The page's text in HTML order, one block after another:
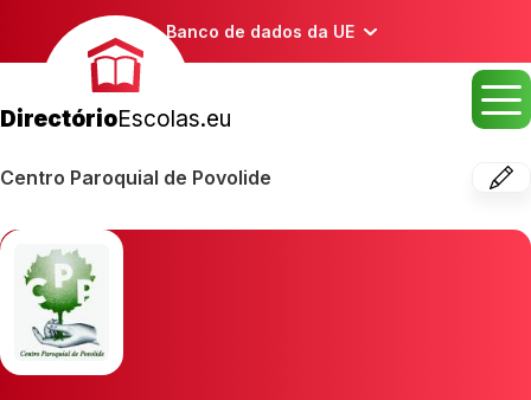
Banco de dados da UE
DirectórioEscolas.eu
Centro Paroquial de Povolide